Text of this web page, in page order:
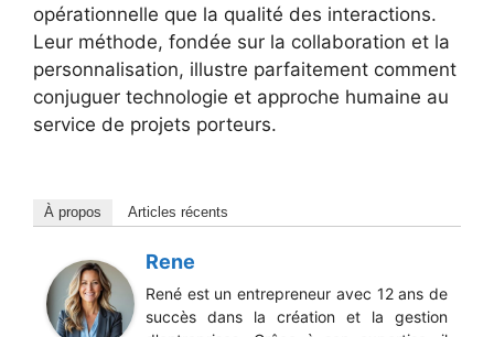
opérationnelle que la qualité des interactions.
Leur méthode, fondée sur la collaboration et la
personnalisation, illustre parfaitement comment
conjuguer technologie et approche humaine au
service de projets porteurs.
À propos Articles récents
Rene
René est un entrepreneur avec 12 ans de
succès dans la création et la gestion